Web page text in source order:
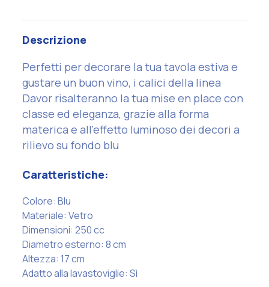
Descrizione
Perfetti per decorare la tua tavola estiva e
gustare un buon vino, i calici della linea
Davor risalteranno la tua mise en place con
classe ed eleganza, grazie alla forma
materica e all'effetto luminoso dei decori a
rilievo su fondo blu
Caratteristiche:
Colore: Blu
Materiale: Vetro
Dimensioni: 250 cc
Diametro esterno: 8 cm
Altezza: 17 cm
Adatto alla lavastoviglie: ‎Sì